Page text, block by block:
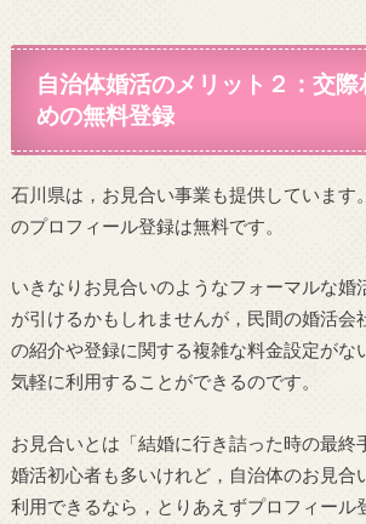
自治体婚活のメリット２：交
めの無料登録
石川県は，お見合い事業も提供しています
のプロフィール登録は無料です。
いきなりお見合いのようなフォーマルな婚
が引けるかもしれませんが，民間の婚活会
の紹介や登録に関する複雑な料金設定がな
気軽に利用することができるのです。
お見合いとは「結婚に行き詰った時の最終
婚活初心者も多いけれど，自治体のお見合
利用できるなら，とりあえずプロフィール